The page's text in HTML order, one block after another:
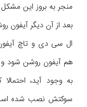
منجر به بروز این
بعد از آن دیگر آیفون
ال سی دی و تاچ
هم آیفون روشن شود و
به وجود آید، احتمالا
سوکتش نصب شده